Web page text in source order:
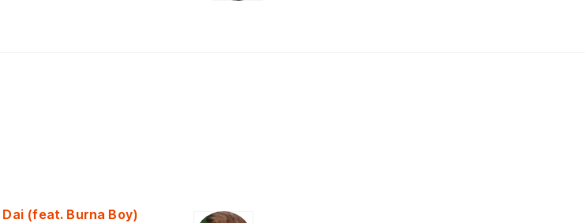
Dai (feat. Burna Boy)